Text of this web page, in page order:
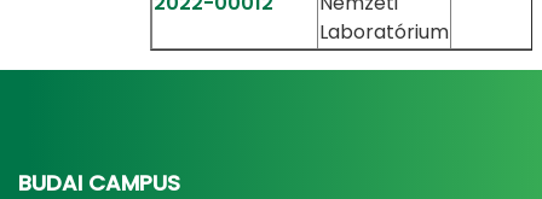
Laboratórium
BUDAI CAMPUS